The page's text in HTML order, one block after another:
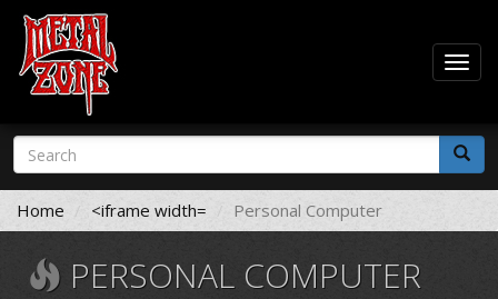
Skip
main
content
Search
form
Search
Home <iframe width= Personal Computer
PERSONAL COMPUTER